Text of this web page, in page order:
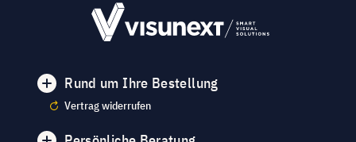
Rund um Ihre Bestellung
Vertrag widerrufen